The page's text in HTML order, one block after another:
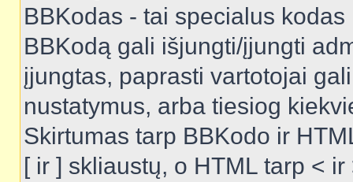
BBKodas - tai specialus
BBKodą gali išjungti/įjungti
įjungtas, paprasti vartotojai
nustatymus, arba tiesiog
Skirtumas tarp BBKodo ir
[ ir ] skliaustų, o HTML tarp <